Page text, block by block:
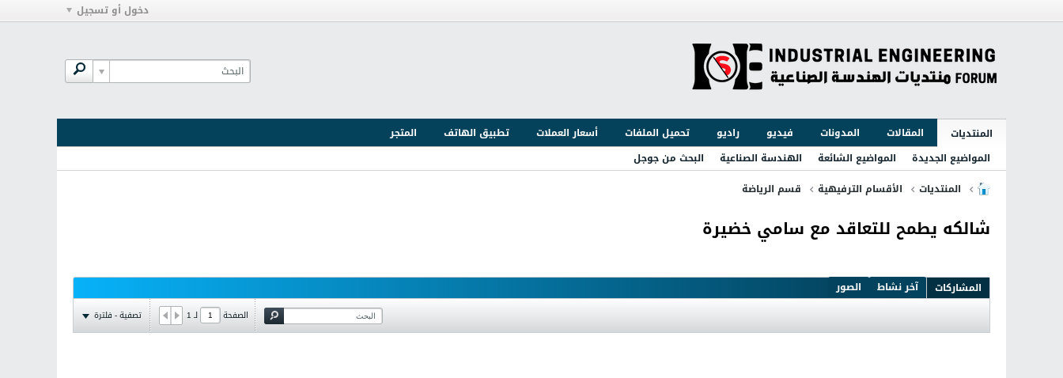
دخول أو تسجيل
المنتديات المقالات المدونات فيديو راديو تحميل الملفات أسعار العملات تطبيق الهاتف
المتجر
المواضيع الجديدة
المواضيع الشائعة الهندسة الصناعية
البحث من جوجل
المنتديات
الأقسام الترفيهية قسم الرياضة
شالكه يطمح للتعاقد مع سامي خضيرة
المشاركات آخر نشاط الصور
الصفحة لـ1 تصفية - فلترة